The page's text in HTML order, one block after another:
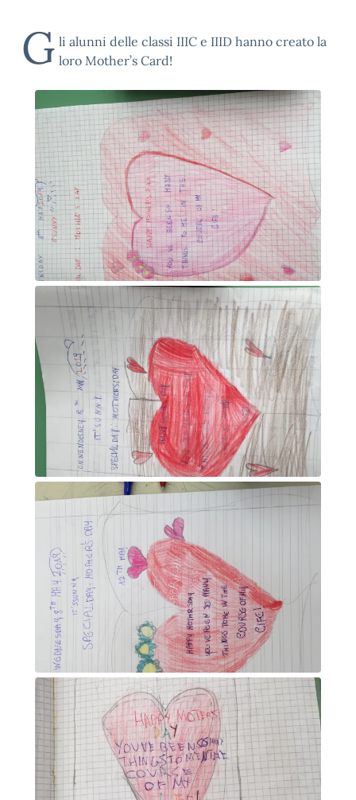
G li alunni delle classi IIIC e IIID hanno creato la
loro Mother’s Card!